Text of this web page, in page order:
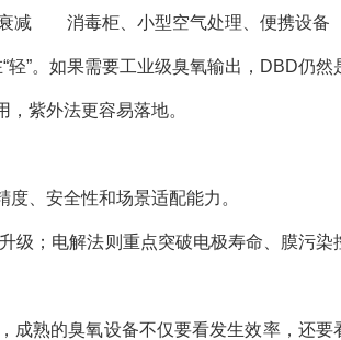
减 消毒柜、小型空气处理、便携设备
轻”。如果需要工业级臭氧输出，DBD仍
紫外法更容易落地。
、安全性和场景适配能力。
级；电解法则重点突破电极寿命、膜污染
成熟的臭氧设备不仅要看发生效率，还要